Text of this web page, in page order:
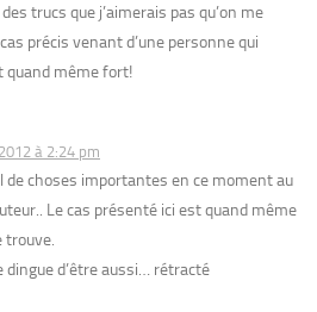
trucs que j’aimerais pas qu’on me
précis venant d’une personne qui
quand même fort!
à 2:24 pm
de choses importantes en ce moment au
Le cas présenté ici est quand même
trouve.
dingue d’être aussi… rétracté